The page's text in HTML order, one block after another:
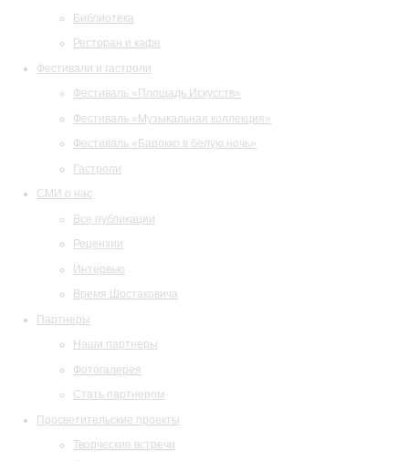
Библиотека
Ресторан и кафе
Фестивали и гастроли
Фестиваль «Площадь Искусств»
Фестиваль «Музыкальная коллекция»
Фестиваль «Барокко в белую ночь»
Гастроли
СМИ о нас
Все публикации
Рецензии
Интервью
Время Шостаковича
Партнеры
Наши партнеры
Фотогалерея
Стать партнером
Просветительские проекты
Творческие встречи